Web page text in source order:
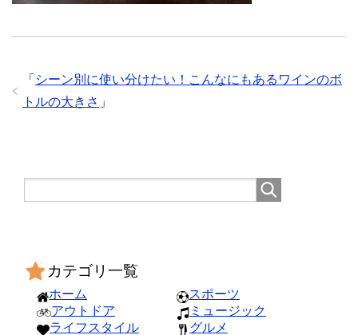
「 シーン別に使い分けたい！こんなにもあるワインのボ
トルの大きさ 」
カテゴリ一覧
ホーム
アウトドア
ライフスタイル
スポーツ
ミュージック
グルメ